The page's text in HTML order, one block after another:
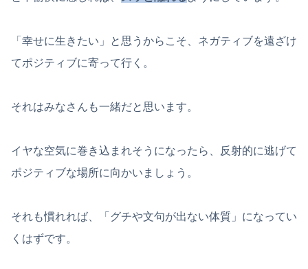
「幸せに生きたい」と思うからこそ、ネガティブを遠ざけ
てポジティブに寄って行く。
それはみなさんも一緒だと思います。
イヤな空気に巻き込まれそうになったら、反射的に逃げて
ポジティブな場所に向かいましょう。
それも慣れれば、「グチや文句が出ない体質」になってい
くはずです。